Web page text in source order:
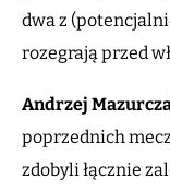
dwa z
rozegrają przed
Andrzej
poprzednich
zdobyli łącznie